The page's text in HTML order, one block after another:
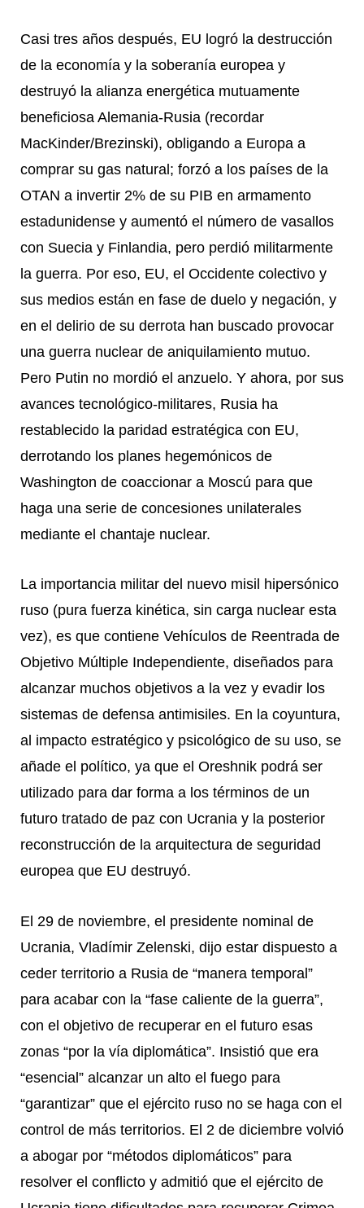
Casi tres años después, EU logró la destrucción
de la economía y la soberanía europea y
destruyó la alianza energética mutuamente
beneficiosa Alemania-Rusia (recordar
MacKinder/Brezinski), obligando a Europa a
comprar su gas natural; forzó a los países de la
OTAN a invertir 2% de su PIB en armamento
estadunidense y aumentó el número de vasallos
con Suecia y Finlandia, pero perdió militarmente
la guerra. Por eso, EU, el Occidente colectivo y
sus medios están en fase de duelo y negación, y
en el delirio de su derrota han buscado provocar
una guerra nuclear de aniquilamiento mutuo.
Pero Putin no mordió el anzuelo. Y ahora, por sus
avances tecnológico-militares, Rusia ha
restablecido la paridad estratégica con EU,
derrotando los planes hegemónicos de
Washington de coaccionar a Moscú para que
haga una serie de concesiones unilaterales
mediante el chantaje nuclear.
La importancia militar del nuevo misil hipersónico
ruso (pura fuerza kinética, sin carga nuclear esta
vez), es que contiene Vehículos de Reentrada de
Objetivo Múltiple Independiente, diseñados para
alcanzar muchos objetivos a la vez y evadir los
sistemas de defensa antimisiles. En la coyuntura,
al impacto estratégico y psicológico de su uso, se
añade el político, ya que el Oreshnik podrá ser
utilizado para dar forma a los términos de un
futuro tratado de paz con Ucrania y la posterior
reconstrucción de la arquitectura de seguridad
europea que EU destruyó.
El 29 de noviembre, el presidente nominal de
Ucrania, Vladímir Zelenski, dijo estar dispuesto a
ceder territorio a Rusia de “manera temporal”
para acabar con la “fase caliente de la guerra”,
con el objetivo de recuperar en el futuro esas
zonas “por la vía diplomática”. Insistió que era
“esencial” alcanzar un alto el fuego para
“garantizar” que el ejército ruso no se haga con el
control de más territorios. El 2 de diciembre volvió
a abogar por “métodos diplomáticos” para
resolver el conflicto y admitió que el ejército de